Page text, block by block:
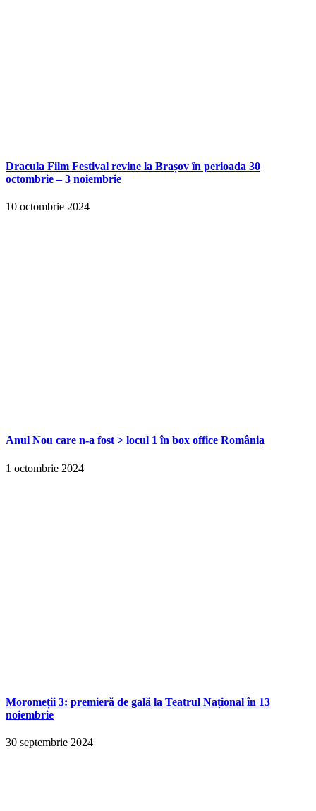
Dracula Film Festival revine la Brașov în perioada 30
octombrie – 3 noiembrie
10 octombrie 2024
Anul Nou care n-a fost > locul 1 în box office România
1 octombrie 2024
Moromeții 3: premieră de gală la Teatrul Național în 13
noiembrie
30 septembrie 2024